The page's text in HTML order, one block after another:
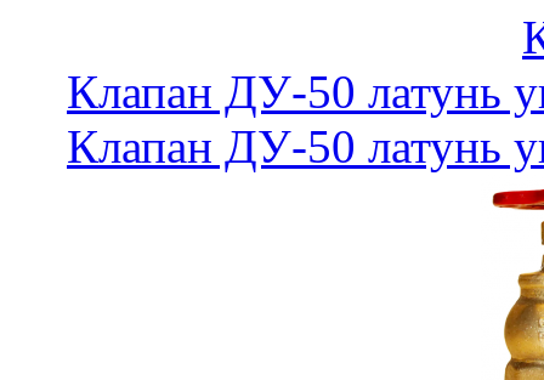
Клапан ДУ-50 латунь
Клапан ДУ-50 латунь